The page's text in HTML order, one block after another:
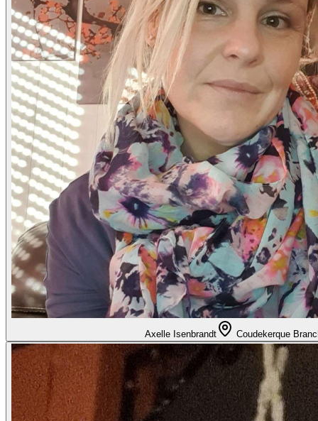
Axelle Isenbrandt Coudekerque